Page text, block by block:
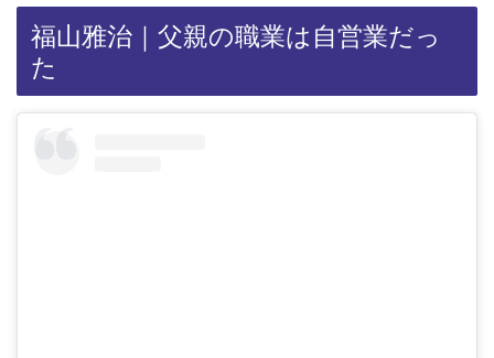
福山雅治｜父親の職業は自営業だっ
た